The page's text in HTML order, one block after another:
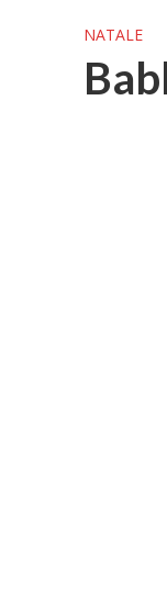
NATALE